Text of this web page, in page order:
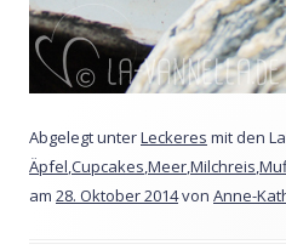
Abgelegt unterLeckeres mit den
Äpfel,Cupcakes,Meer,Milchreis,
am 28. Oktober 2014von Anne-